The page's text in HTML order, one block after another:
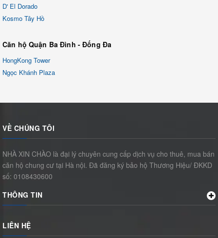
D' El Dorado
Kosmo Tây Hồ
Căn hộ Quận Ba Đình - Đống Đa
HongKong Tower
Ngọc Khánh Plaza
VỀ CHÚNG TÔI
NHÀ XIN CHÀO là đại lý chuyên cung cấp dịch vụ cho thuê, mua bán
căn hộ chung cư tại Hà nội. Đã đăng ký bảo hộ Thương Hiệu/ ĐKKD
số: 0108430600
THÔNG TIN
LIÊN HỆ